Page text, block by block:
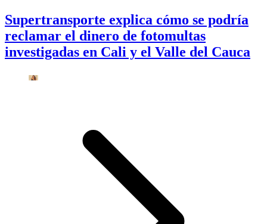
Supertransporte explica cómo se podría
reclamar el dinero de fotomultas
investigadas en Cali y el Valle del Cauca